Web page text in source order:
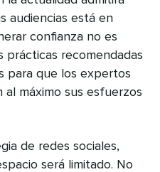
audiencias está en
confianza no es
prácticas recomendadas
para que los expertos
máximo sus esfuerzos
de redes sociales,
será limitado. No